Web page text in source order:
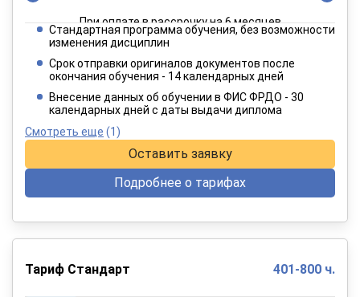
При оплате в рассрочку на 6 месяцев
2 749 руб.
При оплате в рассрочку на 12 месяцев
Стандартная программа обучения, без возможности
изменения дисциплин
Срок отправки оригиналов документов после
окончания обучения - 14 календарных дней
Внесение данных об обучении в ФИС ФРДО - 30
календарных дней с даты выдачи диплома
Смотреть еще (1)
Оставить заявку
Подробнее о тарифах
Тариф Стандарт 401-800 ч.